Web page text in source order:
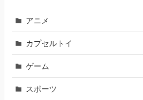
アニメ
カプセルトイ
ゲーム
スポーツ